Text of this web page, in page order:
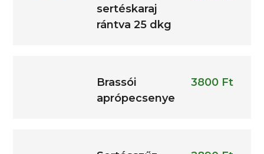
sertéskaraj
rántva 25 dkg
Brassói
aprópecsenye
3800 Ft